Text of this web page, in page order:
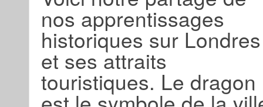
nos apprentissages
historiques sur Londres
et ses attraits
touristiques. Le dragon